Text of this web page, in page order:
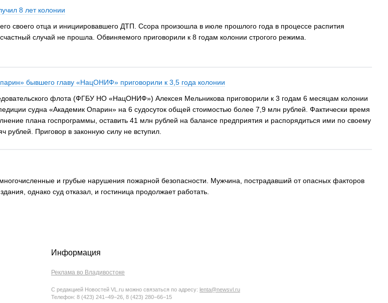
8 лет колонии
своего отца и инициировавшего ДТП. Ссора произошла в июле прошлого года в процессе распития
случай не прошла. Обвиняемого приговорили к 8 годам колонии строгого режима.
бывшего главу «НацОНИФ» приговорили к 3,5 года колонии
флота (ФГБУ НО «НацОНИФ») Алексея Мельникова приговорили к 3 годам 6 месяцам колонии
судна «Академик Опарин» на 6 судосуток общей стоимостью более 7,9 млн рублей. Фактически время
плана госпрограммы, оставить 41 млн рублей на балансе предприятия и распорядиться ими по своему
Приговор в законную силу не вступил.
и грубые нарушения пожарной безопасности. Мужчина, пострадавший от опасных факторов
однако суд отказал, и гостиница продолжает работать.
Информация
Реклама во Владивостоке
С редакцией Новостей VL.ru можно связаться по адресу: lenta@newsvl.ru
Телефон: 8 (423) 241−49−26, 8 (423) 280−66−15